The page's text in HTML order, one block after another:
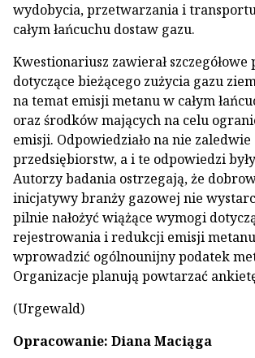
wydobycia, przetwarzania i
całym łańcuchu dostaw gazu.
Kwestionariusz zawierał szczegółowe
dotyczące bieżącego zużycia gazu
na temat emisji metanu w całym
oraz środków mających na celu
emisji. Odpowiedziało na nie zaledwie
przedsiębiorstw, a i te odpowiedzi
Autorzy badania ostrzegają, że
inicjatywy branży gazowej nie
pilnie nałożyć wiążące wymogi
rejestrowania i redukcji emisji
wprowadzić ogólnounijny podatek
Organizacje planują powtarzać
(Urgewald)
Opracowanie: Diana Maciąga